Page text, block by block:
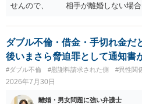
せんので、 相手が離婚しない場合
するデメリットはありますから（経
反対にご自身が、裁判も辞さずと
に働く可能性は有り得ます。 交渉
が弁護士に依頼しているケースで、５
稀であると思います。 通常は、６
ことが多いというのが私の印象で
減額を進めるうえでの交渉材料か
ダブル不倫・借金・手切れ金だ
後いまさら脅迫罪として通知書
#ダブル不倫 #慰謝料請求された側 #異性関
2026年7月30日
離婚・男女問題に強い弁護士